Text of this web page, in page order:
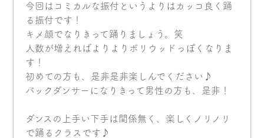
今回はコミカルな振付というよりはカッコ良く踊
る振付です！
キメ顔でなりきって踊りましょう。笑
人数が増えればよりよりボリウッドっぽくなりま
す！
初めての方も、是非是非楽しんでください♪
バックダンサーになりきって男性の方も、是非！
ダンスの上手い下手は関係無く、楽しくノリノリ
で踊るクラスです♪